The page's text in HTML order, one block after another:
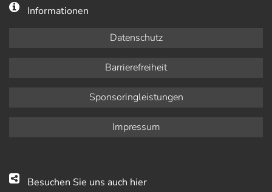
Informationen
Datenschutz
Barrierefreiheit
Sponsoringleistungen
Impressum
Besuchen Sie uns auch hier